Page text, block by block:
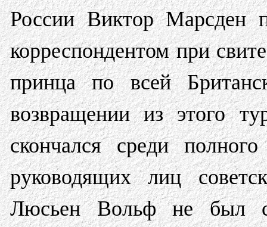
России Виктор Марсден
корреспондентом при
принца по всей
возвращении из этого
скончался среди
руководящих лиц
Люсьен Вольф не был